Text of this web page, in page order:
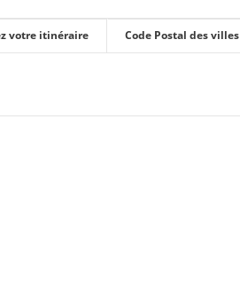
votre itinéraire Code Postal des villes